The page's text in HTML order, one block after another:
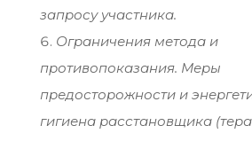
запросу участника.
Ограничения метода и
противопоказания. Меры
предосторожности и
гигиена расстановщика